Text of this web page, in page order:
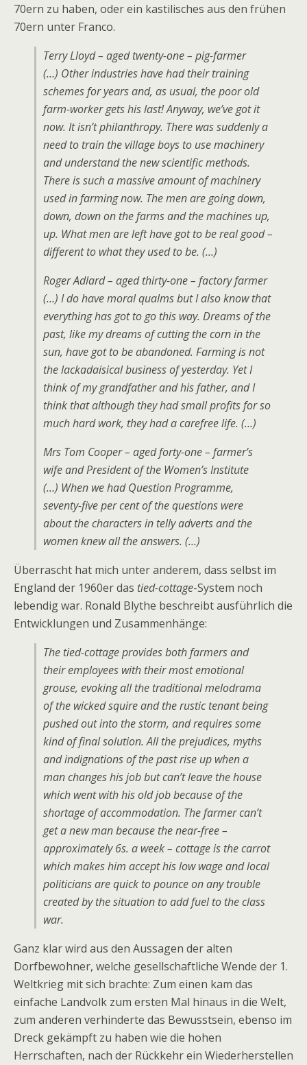
70ern zu haben, oder ein kastilisches aus den frühen
70ern unter Franco.
Terry Lloyd – aged twenty-one – pig-farmer
(…) Other industries have had their training
schemes for years and, as usual, the poor old
farm-worker gets his last! Anyway, we’ve got it
now. It isn’t philanthropy. There was suddenly a
need to train the village boys to use machinery
and understand the new scientific methods.
There is such a massive amount of machinery
used in farming now. The men are going down,
down, down on the farms and the machines up,
up. What men are left have got to be real good –
different to what they used to be. (…)
Roger Adlard – aged thirty-one – factory farmer
(…) I do have moral qualms but I also know that
everything has got to go this way. Dreams of the
past, like my dreams of cutting the corn in the
sun, have got to be abandoned. Farming is not
the lackadaisical business of yesterday. Yet I
think of my grandfather and his father, and I
think that although they had small profits for so
much hard work, they had a carefree life. (…)
Mrs Tom Cooper – aged forty-one – farmer’s
wife and President of the Women’s Institute
(…) When we had Question Programme,
seventy-five per cent of the questions were
about the characters in telly adverts and the
women knew all the answers. (…)
Überrascht hat mich unter anderem, dass selbst im
England der 1960er das tied-cottage-System noch
lebendig war. Ronald Blythe beschreibt ausführlich die
Entwicklungen und Zusammenhänge:
The tied-cottage provides both farmers and
their employees with their most emotional
grouse, evoking all the traditional melodrama
of the wicked squire and the rustic tenant being
pushed out into the storm, and requires some
kind of final solution. All the prejudices, myths
and indignations of the past rise up when a
man changes his job but can’t leave the house
which went with his old job because of the
shortage of accommodation. The farmer can’t
get a new man because the near-free –
approximately6s. a week – cottage is the carrot
which makes him accept his low wage and local
politicians are quick to pounce on any trouble
created by the situation to add fuel to the class
war.
Ganz klar wird aus den Aussagen der alten
Dorfbewohner, welche gesellschaftliche Wende der 1.
Weltkrieg mit sich brachte: Zum einen kam das
einfache Landvolk zum ersten Mal hinaus in die Welt,
zum anderen verhinderte das Bewusstsein, ebenso im
Dreck gekämpft zu haben wie die hohen
Herrschaften, nach der Rückkehr ein Wiederherstellen